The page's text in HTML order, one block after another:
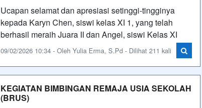
Ucapan selamat dan apresiasi setinggi-tingginya
kepada Karyn Chen, siswi kelas XI 1, yang telah
berhasil meraih Juara II dan Angel, siswi Kelas XI
09/02/2026 10:34 - Oleh Yulia Erma, S.Pd - Dilihat 211 kali
KEGIATAN BIMBINGAN REMAJA USIA SEKOLAH
(BRUS)